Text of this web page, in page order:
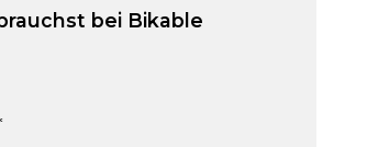
bei Bikable